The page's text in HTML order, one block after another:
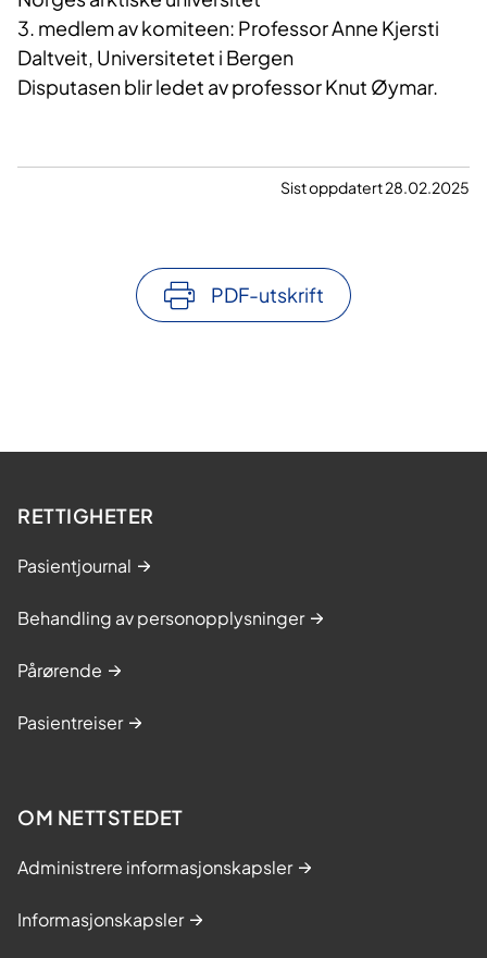
3. medlem av komiteen: Professor Anne Kjersti
Daltveit, Universitetet i Bergen
Disputasen blir ledet av professor Knut Øymar.
Sist oppdatert 28.02.2025
PDF-utskrift
RETTIGHETER
Pasientjournal
Behandling av personopplysninger
Pårørende
Pasientreiser
OM NETTSTEDET
Administrere informasjonskapsler
Informasjonskapsler